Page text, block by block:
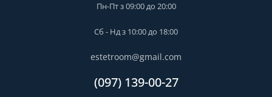
Пн-Пт з 09:00 до 20:00
Сб - Нд з 10:00 до 18:00
estetroom@gmail.com
(097) 139-00-27